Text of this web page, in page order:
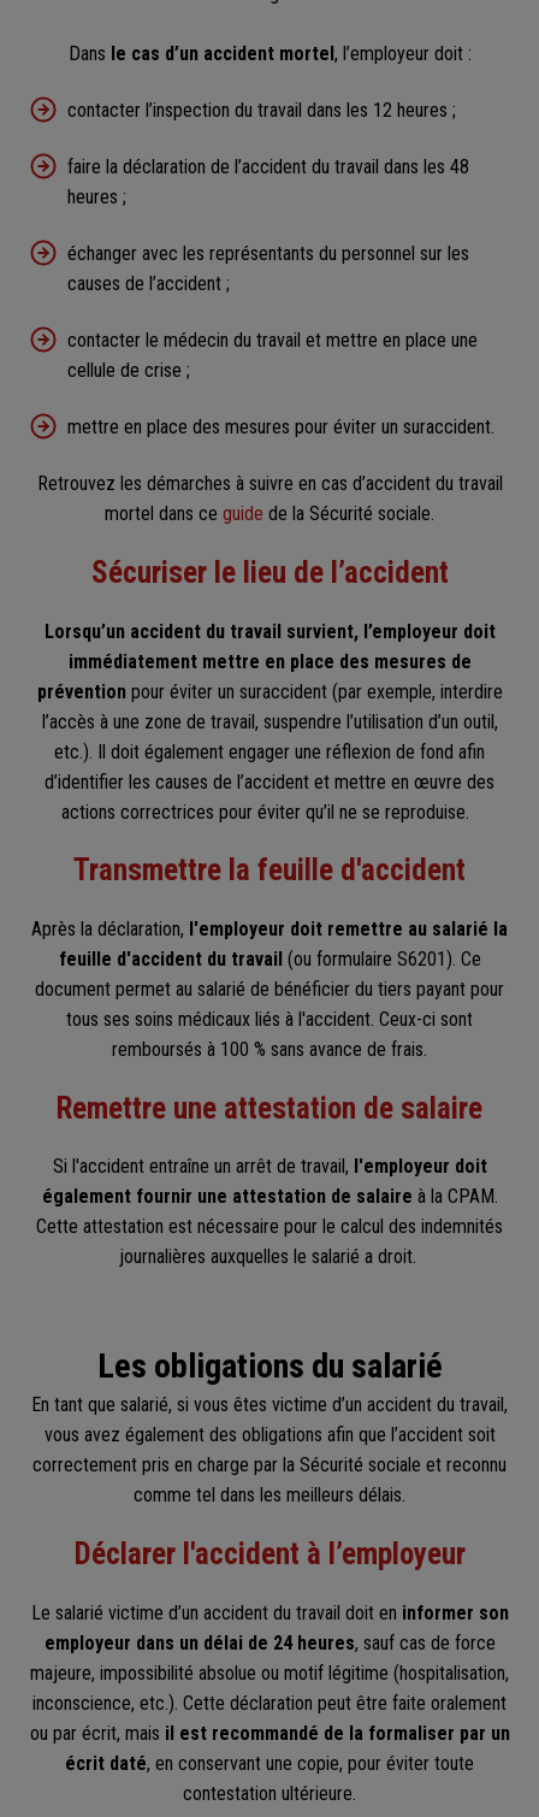
Dans le cas d’un accident mortel, l’employeur doit :
contacter l’inspection du travail dans les 12 heures ;
faire la déclaration de l’accident du travail dans les 48
heures ;
échanger avec les représentants du personnel sur les
causes de l’accident ;
contacter le médecin du travail et mettre en place une
cellule de crise ;
mettre en place des mesures pour éviter un suraccident.
Retrouvez les démarches à suivre en cas d’accident du travail
mortel dans ce guide de la Sécurité sociale.
Sécuriser le lieu de l’accident
Lorsqu’un accident du travail survient, l’employeur doit
immédiatement mettre en place des mesures de
prévention pour éviter un suraccident (par exemple, interdire
l’accès à une zone de travail, suspendre l’utilisation d’un outil,
etc.). Il doit également engager une réflexion de fond afin
d’identifier les causes de l’accident et mettre en œuvre des
actions correctrices pour éviter qu’il ne se reproduise.
Transmettre la feuille d'accident
Après la déclaration, l'employeur doit remettre au salarié la
feuille d'accident du travail (ou formulaire S6201). Ce
document permet au salarié de bénéficier du tiers payant pour
tous ses soins médicaux liés à l'accident. Ceux-ci sont
remboursés à 100 % sans avance de frais.
Remettre une attestation de salaire
Si l'accident entraîne un arrêt de travail, l'employeur doit
également fournir une attestation de salaire à la CPAM.
Cette attestation est nécessaire pour le calcul des indemnités
journalières auxquelles le salarié a droit. ​
Les obligations du salarié
En tant que salarié, si vous êtes victime d’un accident du travail,
vous avez également des obligations afin que l’accident soit
correctement pris en charge par la Sécurité sociale et reconnu
comme tel dans les meilleurs délais.
Déclarer l'accident à l’employeur
Le salarié victime d’un accident du travail doit en informer son
employeur dans un délai de 24 heures, sauf cas de force
majeure, impossibilité absolue ou motif légitime (hospitalisation,
inconscience, etc.). Cette déclaration peut être faite oralement
ou par écrit, mais il est recommandé de la formaliser par un
écrit daté, en conservant une copie, pour éviter toute
contestation ultérieure.